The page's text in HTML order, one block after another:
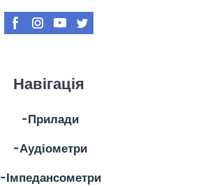
Навігація
╶ Прилади
╶ Аудіометри
╶ Імпедансометри